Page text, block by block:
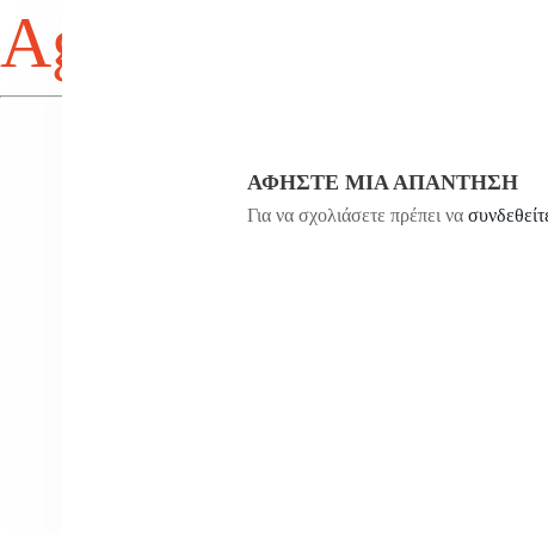
Agios Antonios
ΑΦΉΣΤΕ ΜΙΑ ΑΠΆΝΤΗΣΗ
Για να σχολιάσετε πρέπει να